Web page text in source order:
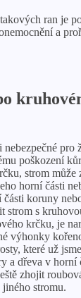
ran je
a
pro
poškození
strom může
horní části
koruny
strom s
krčku, je
výhonky
které už
a dřeva v horní
zhojit
stromu.